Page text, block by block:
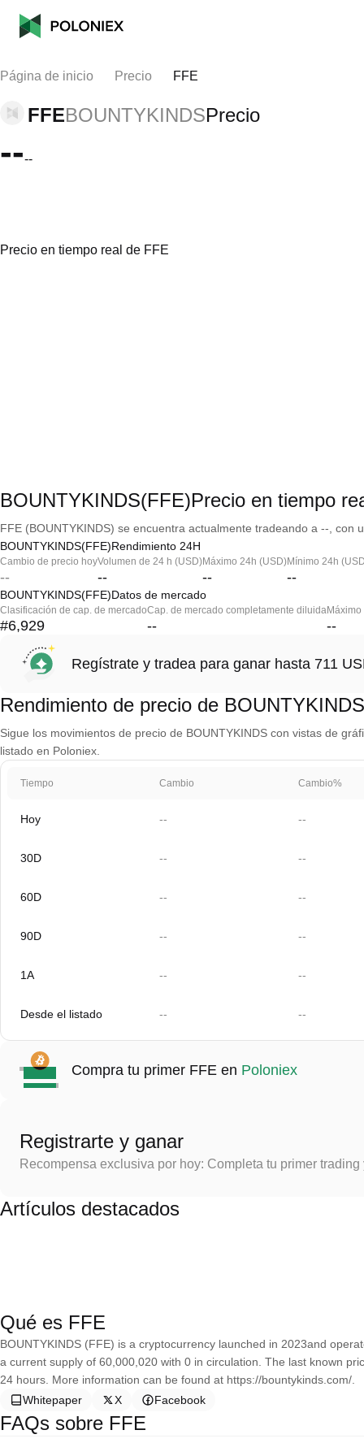
Página de inicio Precio FFE
FFEBOUNTYKINDSPrecio
----
Precio en tiempo real de FFE
BOUNTYKINDS(FFE)Precio en tiempo
FFE (BOUNTYKINDS) se encuentra actualmente tradeando a --, con
BOUNTYKINDS(FFE)Rendimiento 24H
Cambio de precio hoy
--
Volumen de 24 h (USD)
--
Máximo 24h (USD)
--
Mínimo 24h
--
BOUNTYKINDS(FFE)Datos de mercado
Clasificación de cap. de mercado
#6,929
Cap. de mercado completamente diluida
-- --
Regístrate y tradea para ganar hasta 711
Rendimiento de precio de
Sigue los movimientos de precio de BOUNTYKINDS con vistas de
listado en Poloniex.
Tiempo Cambio Cambio%
Hoy -- --
30D -- --
60D -- --
90D -- --
1A -- --
Desde el listado -- --
Compra tu primer FFE en Poloniex
Registrarte y ganar
Recompensa exclusiva por hoy: Completa tu primer
Artículos destacados
Qué es FFE
BOUNTYKINDS (FFE) is a cryptocurrency launched in 2023and
a current supply of 60,000,020 with 0 in circulation. The last known
24 hours. More information can be found at https://bountykinds.com/.
Whitepaper
X Facebook
FAQs sobre FFE